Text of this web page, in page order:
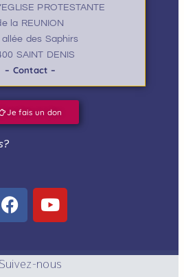
PROTESTANTE
la REUNION
allée des Saphirs
SAINT DENIS
– Contact –
Je fais un don
Suivez-nous